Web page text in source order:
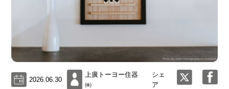
2026.06.30
上廣トーヨー住器
㈱
シェ
ア